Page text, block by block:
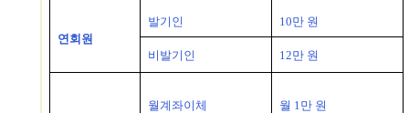
연회원
발기인 10만 원
비발기인 12만 원
월계좌이체 월 1만 원